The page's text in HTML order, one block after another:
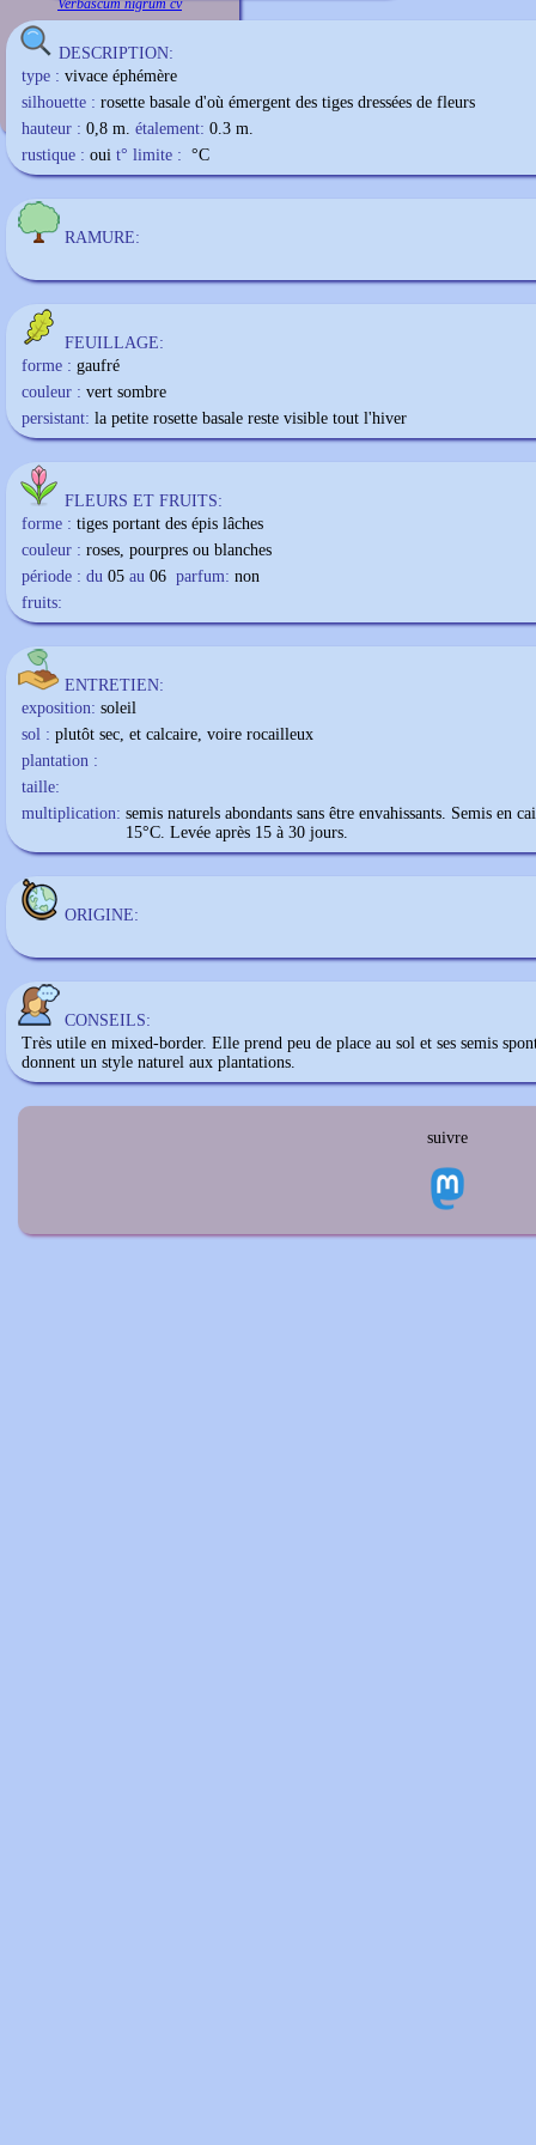
Verbascum nigrum cv
DESCRIPTION:
type : vivace éphémère
silhouette : rosette basale d'où émergent des tiges dressées de fleurs
hauteur : 0,8 m. étalement: 0.3 m.
rustique : oui t° limite : °C
RAMURE:
FEUILLAGE:
forme : gaufré
couleur : vert sombre
persistant: la petite rosette basale reste visible tout l'hiver
FLEURS ET FRUITS:
forme : tiges portant des épis lâches
couleur : roses, pourpres ou blanches
période : du 05 au 06 parfum: non
fruits:
ENTRETIEN:
exposition: soleil
sol : plutôt sec, et calcaire, voire rocailleux
plantation :
taille:
multiplication: semis naturels abondants sans être envahissants. Semis en
15°C. Levée après 15 à 30 jours.
ORIGINE:
CONSEILS:
Très utile en mixed-border. Elle prend peu de place au sol et ses semis
donnent un style naturel aux plantations.
suivre